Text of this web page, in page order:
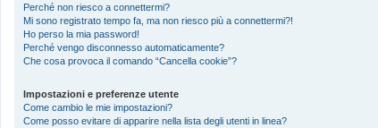
Perché non riesco a connettermi?
Mi sono registrato tempo fa, ma non riesco più a connettermi?!
Ho perso la mia password!
Perché vengo disconnesso automaticamente?
Che cosa provoca il comando “Cancella cookie”?
Impostazioni e preferenze utente
Come cambio le mie impostazioni?
Come posso evitare di apparire nella lista degli utenti in linea?